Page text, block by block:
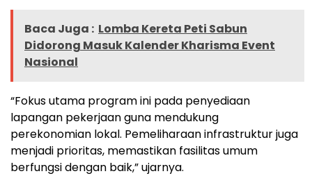
Baca Juga : Lomba Kereta Peti Sabun
Didorong Masuk Kalender Kharisma Event
Nasional
“Fokus utama program ini pada penyediaan
lapangan pekerjaan guna mendukung
perekonomian lokal. Pemeliharaan infrastruktur juga
menjadi prioritas, memastikan fasilitas umum
berfungsi dengan baik,” ujarnya.